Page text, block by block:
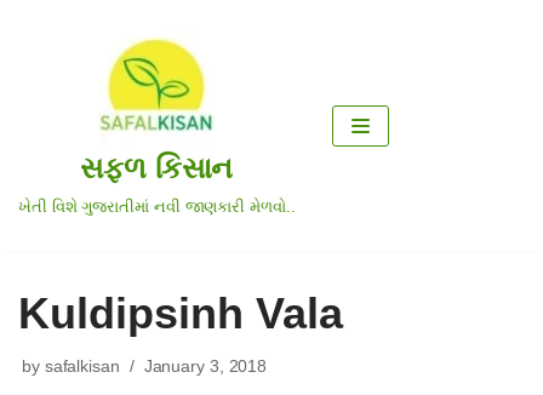
સફળ કિસાન
ખેતી વિશે ગુજરાતીમાં નવી જાણકારી મેળવો..
Kuldipsinh Vala
by safalkisan January 3, 2018